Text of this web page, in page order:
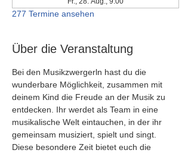
277 Termine ansehen
Über die Veranstaltung
Bei den Musikzwergerln hast du die
wunderbare Möglichkeit, zusammen mit
deinem Kind die Freude an der Musik zu
entdecken. Ihr werdet als Team in eine
musikalische Welt eintauchen, in der ihr
gemeinsam musiziert, spielt und singt.
Diese besondere Zeit bietet euch die